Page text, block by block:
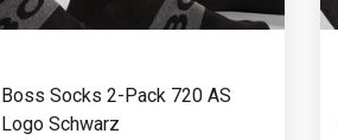
Boss Socks 2-Pack 720 AS
Logo Schwarz